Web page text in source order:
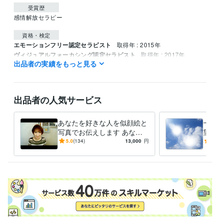
受賞歴
感情解放セラピー
資格・検定
エモーションフリー認定セラピスト 取得年 : 2015年
ヴィジュアルフォーカシング認定セラピスト 取得年 : 2017年
九星気学鑑定士 取得年 : 2012年
得意分野
ラピー
画相・透視 問題解決セラピー
語学力
英語 日常会話レベル
出品者の実績をもっと見る
出品者の人気サービス
あなたを好きな人を似顔絵と
写真でお伝えします あなた
に夢中な人の顔が似顔絵です
5.0(134) 13,000 円
一度
望む
バ
イン